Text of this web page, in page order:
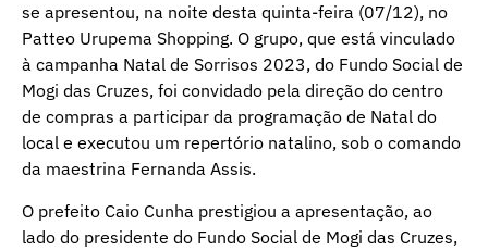
se apresentou, na noite desta quinta-feira (07/12), no
Patteo Urupema Shopping. O grupo, que está vinculado
à campanha Natal de Sorrisos 2023, do Fundo Social de
Mogi das Cruzes, foi convidado pela direção do centro
de compras a participar da programação de Natal do
local e executou um repertório natalino, sob o comando
da maestrina Fernanda Assis.
O prefeito Caio Cunha prestigiou a apresentação, ao
lado do presidente do Fundo Social de Mogi das Cruzes,